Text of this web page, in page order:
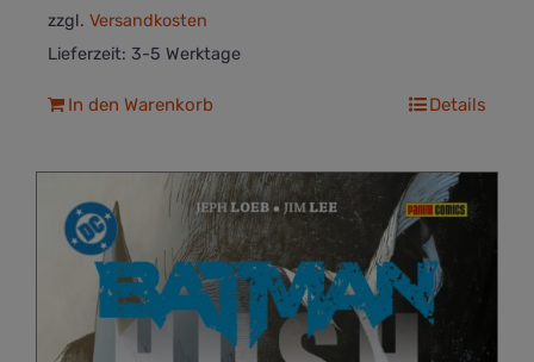
zzgl. Versandkosten
Lieferzeit: 3-5 Werktage
In den Warenkorb Details